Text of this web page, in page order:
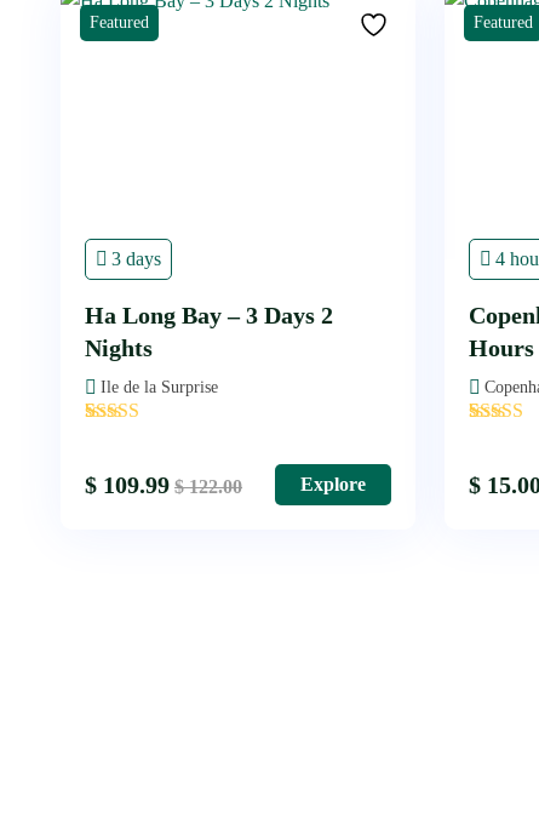
Featured
3 days
Ha Long Bay – 3 Days 2
Nights
Ile de la Surprise
'
$ 109.99 $122.00 Explore
Featured
4
Hours
'
$